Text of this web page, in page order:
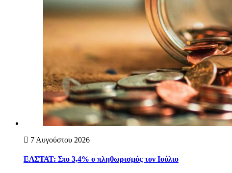
7 Αυγούστου 2026
ΕΛΣΤΑΤ: Στο 3,4% ο πληθωρισμός τον Ιούλιο